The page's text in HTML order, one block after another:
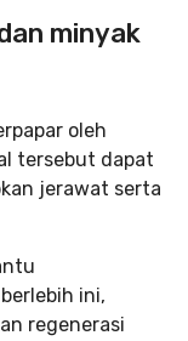
minyak
oleh
tersebut dapat
jerawat serta
ini,
regenerasi